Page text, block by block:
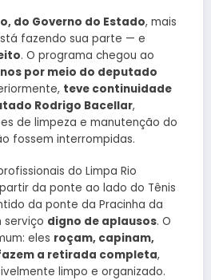
do Governo do Estado, mais
fazendo sua parte — e
. O programa chegou ao
por meio do deputado
teve continuidade
Rodrigo Bacellar,
de limpeza e manutenção do
fossem interrompidas.
do Limpa Rio
da ponte ao lado do Tênis
da ponte da Pracinha da
serviço digno de aplausos. O
eles roçam, capinam,
a retirada completa,
limpo e organizado.